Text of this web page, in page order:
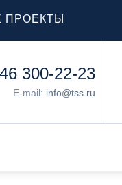
ПРОЕКТЫ
300-22-23
E-mail: info@tss.ru